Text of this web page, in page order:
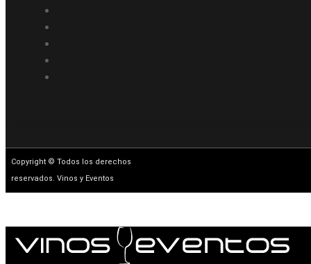
Copyright © Todos los derechos
reservados. Vinos y Eventos